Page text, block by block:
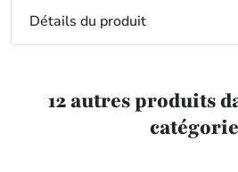
Détails du produit
12 autres produits